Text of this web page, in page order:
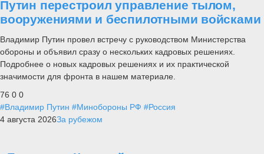
Путин перестроил управление тылом,
вооружениями и беспилотными войсками
Владимир Путин провел встречу с руководством Министерства
обороны и объявил сразу о нескольких кадровых решениях.
Подробнее о новых кадровых решениях и их практической
значимости для фронта в нашем материале.
76 0 0
#Владимир Путин #Минобороны РФ #Россия
4 августа 2026За рубежом